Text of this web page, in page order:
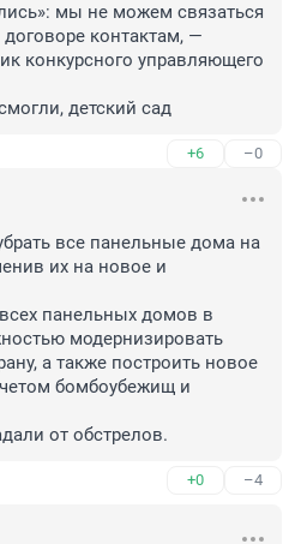
мы не можем связаться
контактам, —
конкурсного управляющего
детский сад
+6 –0
все панельные дома на
их на новое и
панельных домов в
модернизировать
а также построить новое
бомбоубежищ и
от обстрелов.
+0 –4